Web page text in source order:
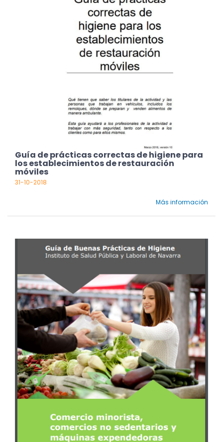
Guía de prácticas correctas de higiene para
los establecimientos de restauración
móviles
31-10-2018
Más información